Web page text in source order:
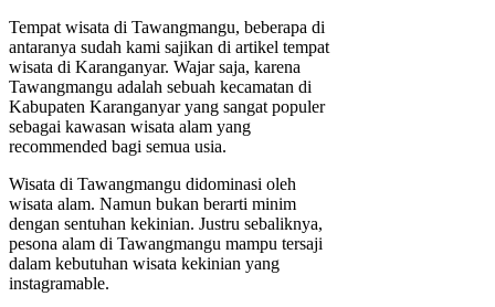
Tempat wisata di Tawangmangu, beberapa di
antaranya sudah kami sajikan di artikel tempat
wisata di Karanganyar. Wajar saja, karena
Tawangmangu adalah sebuah kecamatan di
Kabupaten Karanganyar yang sangat populer
sebagai kawasan wisata alam yang
recommended bagi semua usia.
Wisata di Tawangmangu didominasi oleh
wisata alam. Namun bukan berarti minim
dengan sentuhan kekinian. Justru sebaliknya,
pesona alam di Tawangmangu mampu tersaji
dalam kebutuhan wisata kekinian yang
instagramable.